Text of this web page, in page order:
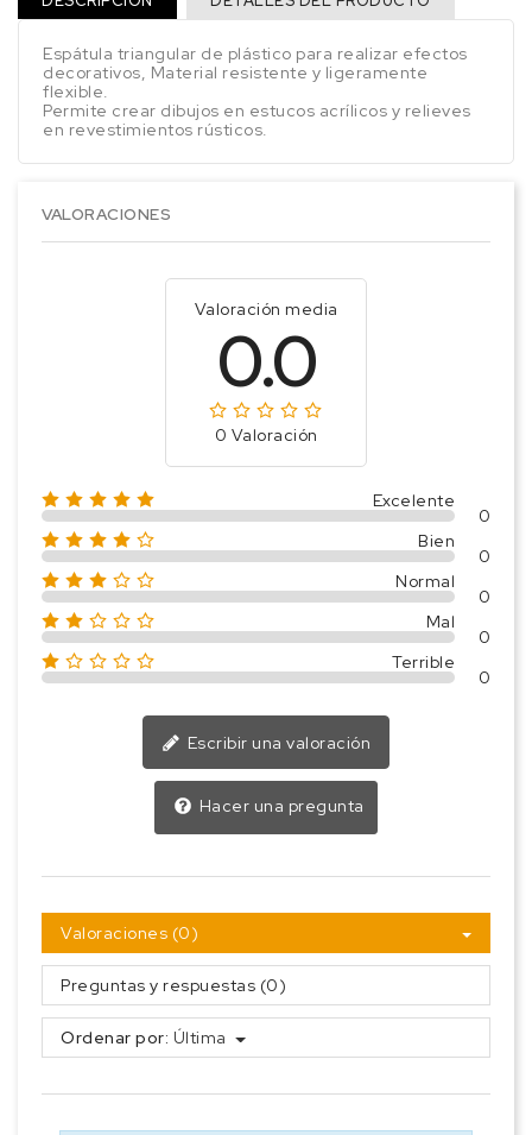
Espátula triangular de plástico para realizar efectos
decorativos, Material resistente y ligeramente
flexible.
Permite crear dibujos en estucos acrílicos y relieves
en revestimientos rústicos.
VALORACIONES
Valoración media
0.0
0 Valoración
Excelente
0
Bien
0
Normal
0
Mal
0
Terrible
0
Escribir una valoración
Hacer una pregunta
Valoraciones (0)
Preguntas y respuestas (0)
Ordenar por: Última